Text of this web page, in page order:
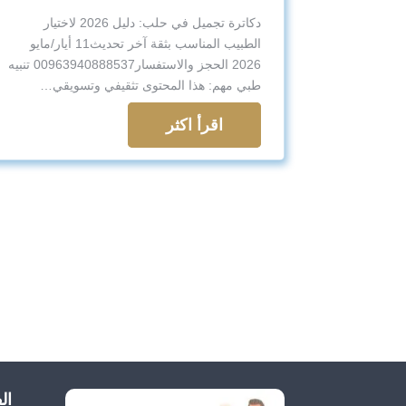
دكاترة تجميل في حلب: دليل 2026 لاختيار
الطبيب المناسب بثقة آخر تحديث11 أيار/مايو
2026 الحجز والاستفسار00963940888537 تنبيه
طبي مهم: هذا المحتوى تثقيفي وتسويقي…
اقرأ اكثر